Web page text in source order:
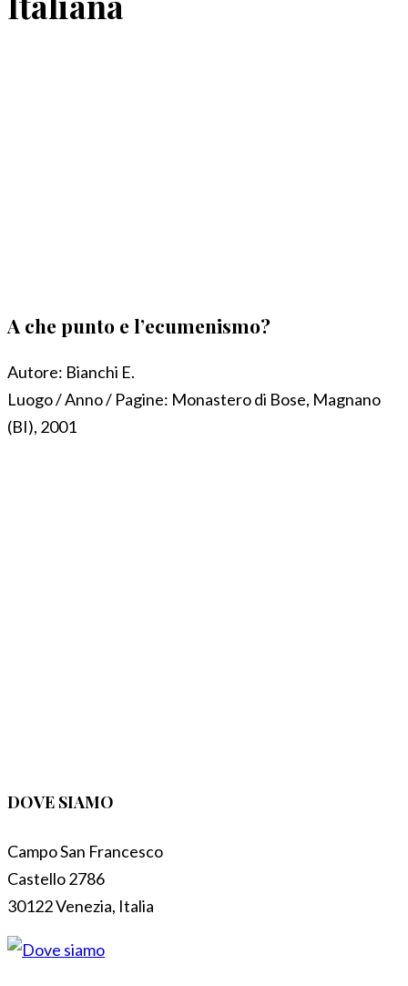
A che punto e l’ecumenismo?
Autore: Bianchi E.
Luogo / Anno / Pagine: Monastero di Bose, Magnano
(BI), 2001
DOVE SIAMO
Campo San Francesco
Castello 2786
30122 Venezia, Italia